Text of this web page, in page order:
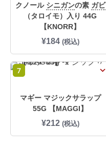
クノール シニガンの素 ガビ
（タロイモ）入り 44G
【KNORR】
¥184 (税込)
7
マギー マジックサラップ
55G 【MAGGI】
¥212 (税込)